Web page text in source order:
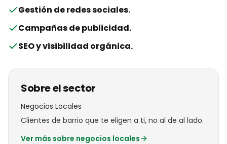
Gestión de redes sociales.
Campañas de publicidad.
SEO y visibilidad orgánica.
Sobre el sector
Negocios Locales
Clientes de barrio que te eligen a ti, no al de al lado.
Ver más sobre negocios locales